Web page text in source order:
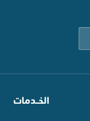
الخــدمات